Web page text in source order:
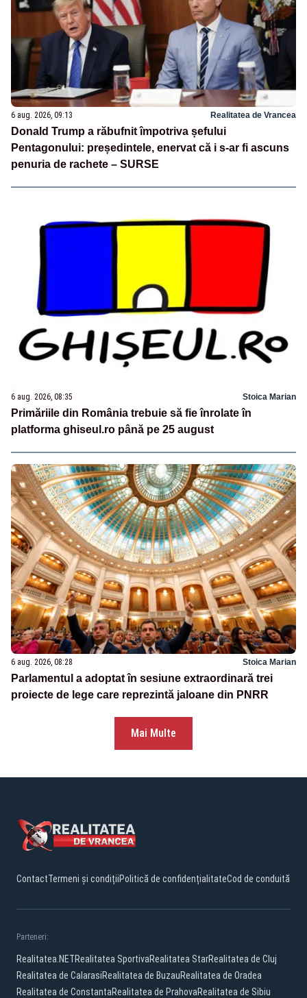
6 aug. 2026, 09:13 Realitatea de Vrancea
Donald Trump a răbufnit împotriva șefului
Pentagonului: președintele, enervat că i s-ar fi ascuns
penuria de rachete – SURSE
6 aug. 2026, 08:35 Stoica Marian
Primăriile din România trebuie să fie înrolate în
platforma ghiseul.ro până pe 25 august
6 aug. 2026, 08:28 Stoica Marian
Parlamentul a adoptat în sesiune extraordinară trei
proiecte de lege care reprezintă jaloane din PNRR
Mai Multe
ContactTermeni și condițiiPolitică de confidențialitateCod de conduită
Parteneri:
Realitatea.NETRealitatea SportivaRealitatea StarRealitatea de Cluj
Realitatea de CalarasiRealitatea de BuzauRealitatea de Oradea
Realitatea de ConstantaRealitatea de PrahovaRealitatea de Sibiu